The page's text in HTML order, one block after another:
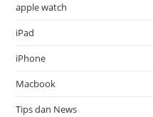
apple watch
iPad
iPhone
Macbook
Tips dan News